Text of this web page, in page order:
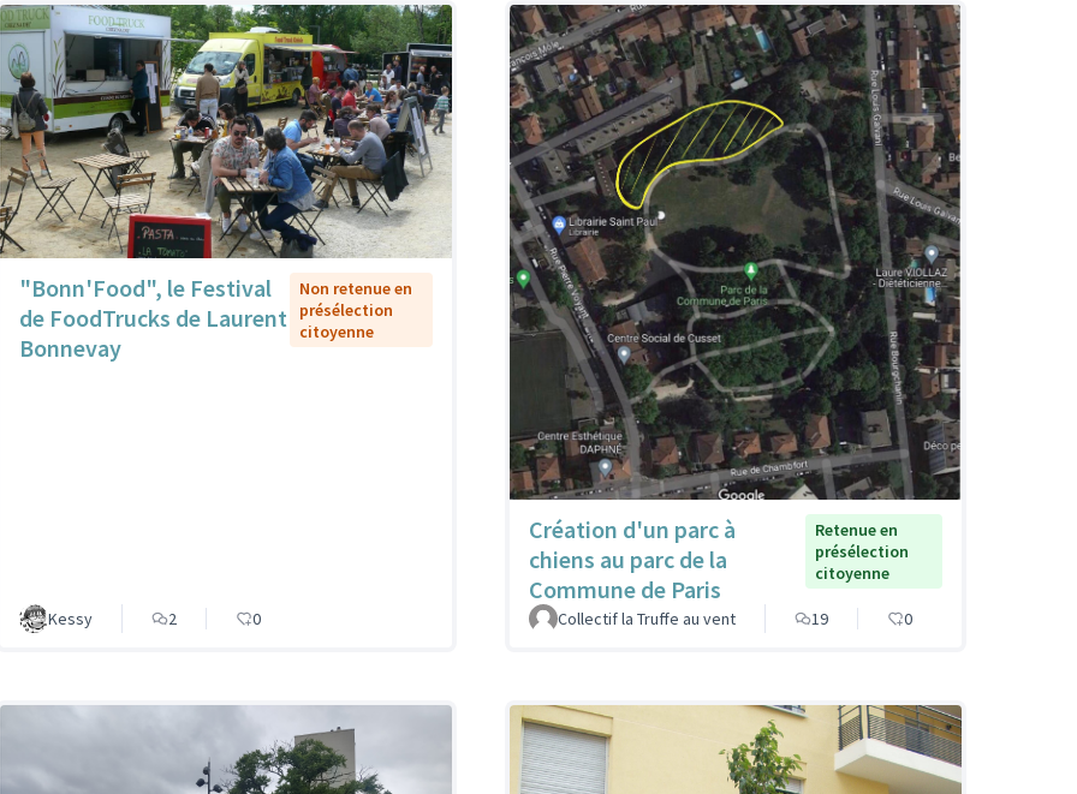
"Bonn'Food", le Festival
de FoodTrucks de Laurent
Bonnevay
Non retenue en
présélection
citoyenne
Kessy 2 0
Création d'un parc à
chiens au parc de la
Commune de Paris
Retenue en
présélection
citoyenne
Collectif la Truffe au vent 19 0